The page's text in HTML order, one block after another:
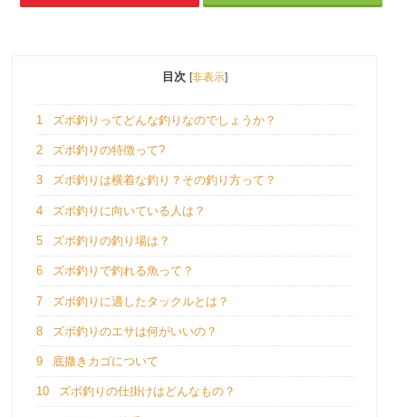
目次 [非表示]
1 ズボ釣りってどんな釣りなのでしょうか？
2 ズボ釣りの特徴って?
3 ズボ釣りは横着な釣り？その釣り方って？
4 ズボ釣りに向いている人は？
5 ズボ釣りの釣り場は？
6 ズボ釣りで釣れる魚って？
7 ズボ釣りに適したタックルとは？
8 ズボ釣りのエサは何がいいの？
9 底撒きカゴについて
10 ズボ釣りの仕掛けはどんなもの？